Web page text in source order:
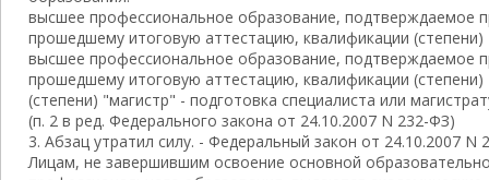
высшее профессиональное образование, подтверждаемое
прошедшему итоговую аттестацию, квалификации (степени)
высшее профессиональное образование, подтверждаемое
прошедшему итоговую аттестацию, квалификации (степени)
(степени) "магистр" - подготовка специалиста или
(п. 2 в ред. Федерального закона от 24.10.2007 N 232-ФЗ)
3. Абзац утратил силу. - Федеральный закон от 24.10.2007 N
Лицам, не завершившим освоение основной